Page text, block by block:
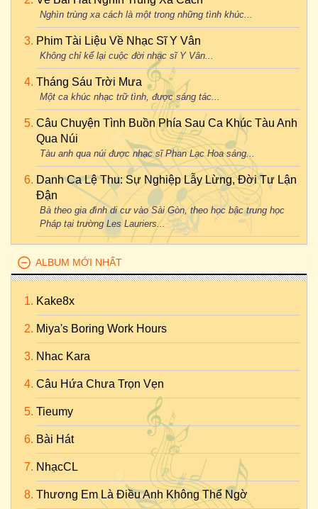
Nghìn trùng xa cách là một trong những tình khúc...
Phim Tài Liệu Về Nhạc Sĩ Y Vân
Không chỉ kể lại cuộc đời nhạc sĩ Y Vân...
Tháng Sáu Trời Mưa
Một ca khúc nhạc trữ tình, được sáng tác...
Câu Chuyện Tình Buồn Phía Sau Ca Khúc Tàu Anh
Qua Núi
Tàu anh qua núi được nhạc sĩ Phan Lạc Hoa sáng...
Danh Ca Lệ Thu: Sự Nghiệp Lẫy Lừng, Đời Tư Lận
Đận
Bà theo gia đình di cư vào Sài Gòn, theo học bậc trung học
Pháp tại trường Les Lauriers...
ALBUM MỚI NHẤT
Kake8x
Miya's Boring Work Hours
Nhac Kara
Câu Hứa Chưa Trọn Vẹn
Tieumy
Bài Hát
NhạcCL
Thương Em Là Điều Anh Không Thể Ngờ